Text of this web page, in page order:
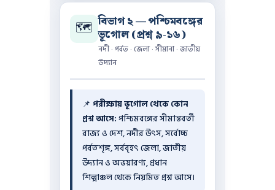
🗺️ বিভাগ ২ — পশ্চিমবঙ্গের
ভূগোল (প্রশ্ন ৯-১৬)
নদী · পর্বত · জেলা · সীমানা · জাতীয়
উদ্যান
📌 পরীক্ষায় ভূগোল থেকে কোন
প্রশ্ন আসে:পশ্চিমবঙ্গের সীমান্তবর্তী
রাজ্য ও দেশ, নদীর উৎস, সর্বোচ্চ
পর্বতশৃঙ্গ, সর্ববৃহৎ জেলা, জাতীয়
উদ্যান ও অভয়ারণ্য, প্রধান
শিল্পাঞ্চল থেকে নিয়মিত প্রশ্ন আসে।